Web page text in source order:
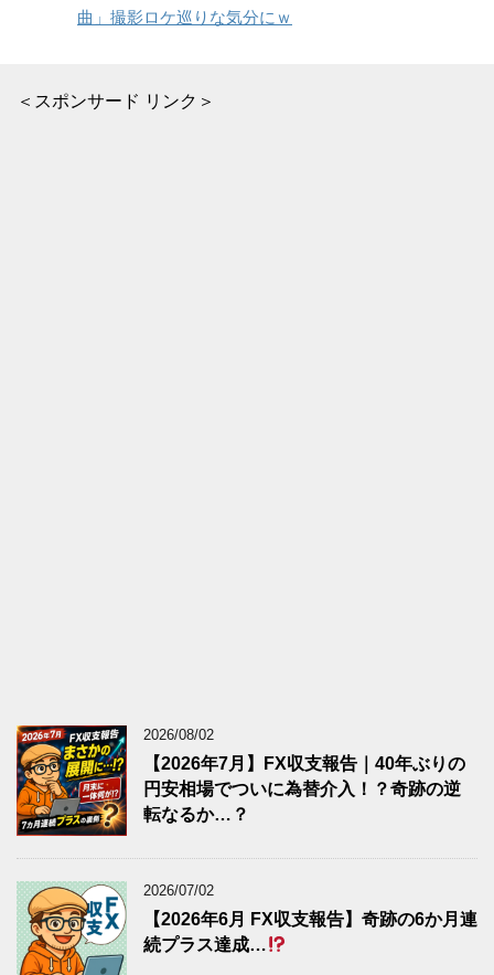
曲」撮影ロケ巡りな気分にｗ
＜スポンサード リンク＞
2026/08/02
【2026年7月】FX収支報告｜40年ぶりの
円安相場でついに為替介入！？奇跡の逆
転なるか…？
2026/07/02
【2026年6月 FX収支報告】奇跡の6か月連
続プラス達成…